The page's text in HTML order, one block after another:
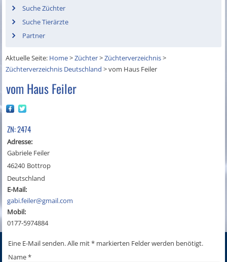
Suche Züchter
Suche Tierärzte
Partner
Aktuelle Seite: Home>Züchter>Züchterverzeichnis>
Züchterverzeichnis Deutschland >vom Haus Feiler
vom Haus Feiler
ZN: 2474
Adresse:
Gabriele Feiler
46240 Bottrop
Deutschland
E-Mail:
gabi.feiler@gmail.com
Mobil:
0177-5974884
Eine E-Mail senden. Alle mit * markierten Felder werden benötigt.
Name*